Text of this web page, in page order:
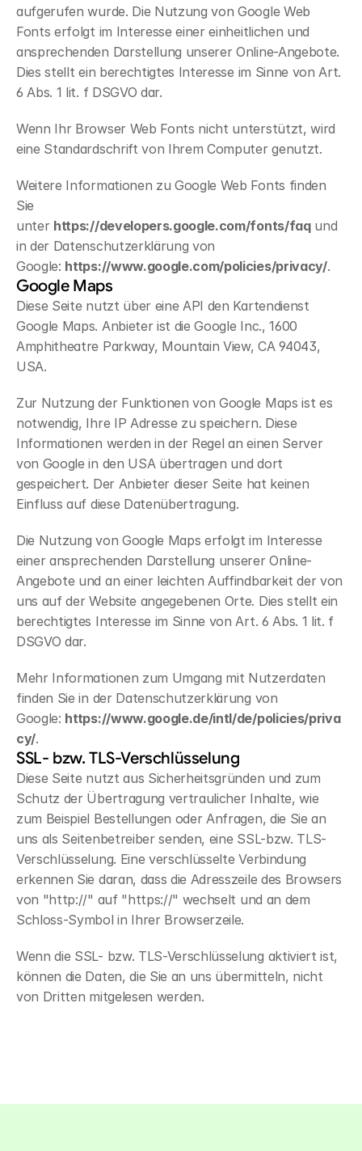
aufgerufen wurde. Die Nutzung von Google Web
Fonts erfolgt im Interesse einer einheitlichen und
ansprechenden Darstellung unserer Online-Angebote.
Dies stellt ein berechtigtes Interesse im Sinne von Art.
6 Abs. 1 lit. f DSGVO dar.
Wenn Ihr Browser Web Fonts nicht unterstützt, wird
eine Standardschrift von Ihrem Computer genutzt.
Weitere Informationen zu Google Web Fonts finden
Sie
unter https://developers.google.com/fonts/faq und
in der Datenschutzerklärung von
Google: https://www.google.com/policies/privacy/.
Google Maps
Diese Seite nutzt über eine API den Kartendienst
Google Maps. Anbieter ist die Google Inc., 1600
Amphitheatre Parkway, Mountain View, CA 94043,
USA.
Zur Nutzung der Funktionen von Google Maps ist es
notwendig, Ihre IP Adresse zu speichern. Diese
Informationen werden in der Regel an einen Server
von Google in den USA übertragen und dort
gespeichert. Der Anbieter dieser Seite hat keinen
Einfluss auf diese Datenübertragung.
Die Nutzung von Google Maps erfolgt im Interesse
einer ansprechenden Darstellung unserer Online-
Angebote und an einer leichten Auffindbarkeit der von
uns auf der Website angegebenen Orte. Dies stellt ein
berechtigtes Interesse im Sinne von Art. 6 Abs. 1 lit. f
DSGVO dar.
Mehr Informationen zum Umgang mit Nutzerdaten
finden Sie in der Datenschutzerklärung von
Google: https://www.google.de/intl/de/policies/priva
cy/.
SSL- bzw. TLS-Verschlüsselung
Diese Seite nutzt aus Sicherheitsgründen und zum
Schutz der Übertragung vertraulicher Inhalte, wie
zum Beispiel Bestellungen oder Anfragen, die Sie an
uns als Seitenbetreiber senden, eine SSL-bzw. TLS-
Verschlüsselung. Eine verschlüsselte Verbindung
erkennen Sie daran, dass die Adresszeile des Browsers
von "http://" auf "https://" wechselt und an dem
Schloss-Symbol in Ihrer Browserzeile.
Wenn die SSL- bzw. TLS-Verschlüsselung aktiviert ist,
können die Daten, die Sie an uns übermitteln, nicht
von Dritten mitgelesen werden.